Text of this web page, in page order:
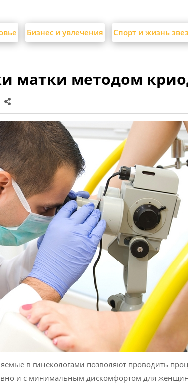
Бизнес и увлечения Спорт и жизнь
матки методом
в гинекологами позволяют проводить
и с минимальным дискомфортом для